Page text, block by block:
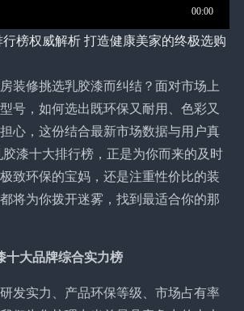
榜权威解析 打造健康美家的终极选购
装修挑选乳胶漆而纠结？面对市场上
号，如何选出既环保又耐用、色彩又
心，这份结合最新市场数据与用户真
漆十大排行榜，正是为你而来的及时
致环保的宝妈，还是注重性价比的装
将为你拨开迷雾，找到最适合你的那
十大品牌综合实力榜
发实力、产品环保等级、市场占有率